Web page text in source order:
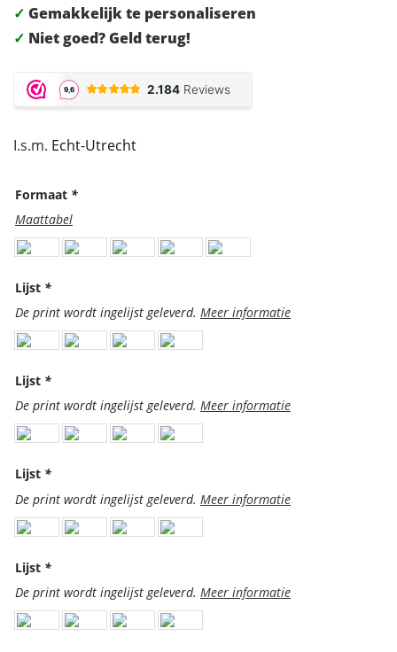
✓ Gemakkelijk te personaliseren
✓ Niet goed? Geld terug!
I.s.m. Echt-Utrecht
Formaat *
Maattabel
Lijst *
De print wordt ingelijst geleverd. Meer informatie
Lijst *
De print wordt ingelijst geleverd. Meer informatie
Lijst *
De print wordt ingelijst geleverd. Meer informatie
Lijst *
De print wordt ingelijst geleverd. Meer informatie